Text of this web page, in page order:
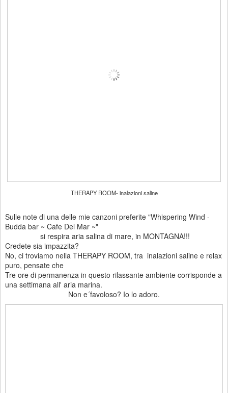
THERAPY ROOM- inalazioni saline
Sulle note di una delle mie canzoni preferite "Whispering Wind -
Budda bar ~ Cafe Del Mar ~"
si respira aria salina di mare, in MONTAGNA!!!
Credete sia impazzita?
No, ci troviamo nella THERAPY ROOM, tra inalazioni saline e relax
puro, pensate che
Tre ore di permanenza in questo rilassante ambiente corrisponde a
una settimana all' aria marina.
Non e´favoloso? Io lo adoro.